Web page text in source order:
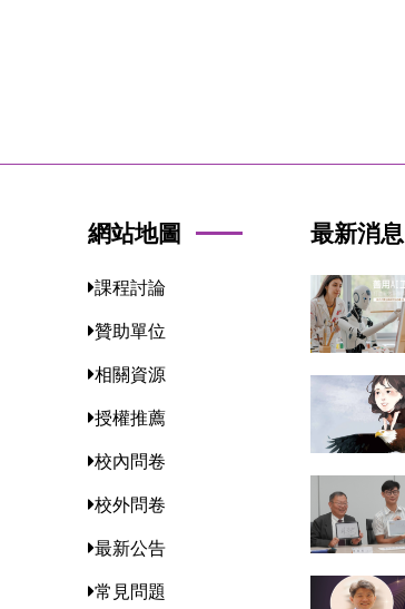
網站地圖
課程討論
贊助單位
相關資源
授權推薦
校內問卷
校外問卷
最新公告
常見問題
最新消息